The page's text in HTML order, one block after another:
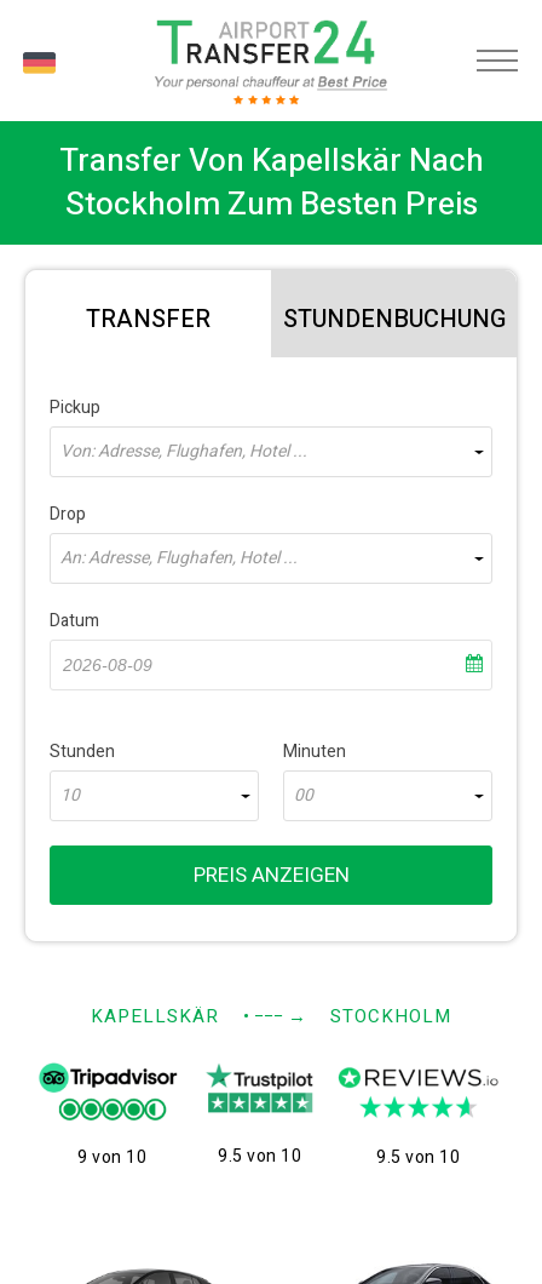
Transfer Von Kapellskär Nach
Stockholm Zum Besten Preis
TRANSFER STUNDENBUCHUNG
Pickup
Von: Adresse, Flughafen, Hotel ...
Drop
An: Adresse, Flughafen, Hotel ...
Datum
Stunden
10
Minuten
00
PREIS ANZEIGEN
KAPELLSKÄR • −−− → STOCKHOLM
9 von 10 9.5 von 10 9.5 von 10